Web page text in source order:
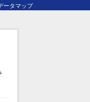
ータマップ